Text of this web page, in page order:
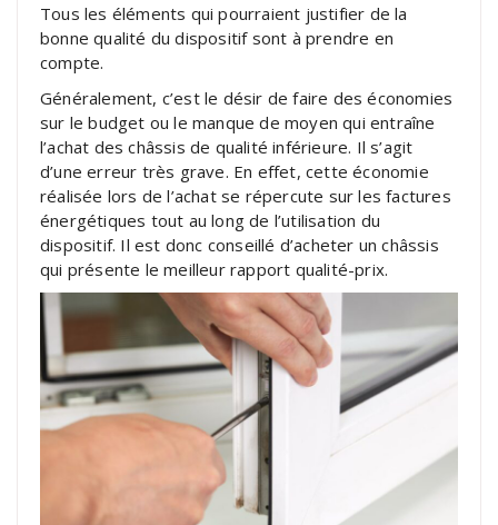
Tous les éléments qui pourraient justifier de la
bonne qualité du dispositif sont à prendre en
compte.
Généralement, c’est le désir de faire des économies
sur le budget ou le manque de moyen qui entraîne
l’achat des châssis de qualité inférieure. Il s’agit
d’une erreur très grave. En effet, cette économie
réalisée lors de l’achat se répercute sur les factures
énergétiques tout au long de l’utilisation du
dispositif. Il est donc conseillé d’acheter un châssis
qui présente le meilleur rapport qualité-prix.